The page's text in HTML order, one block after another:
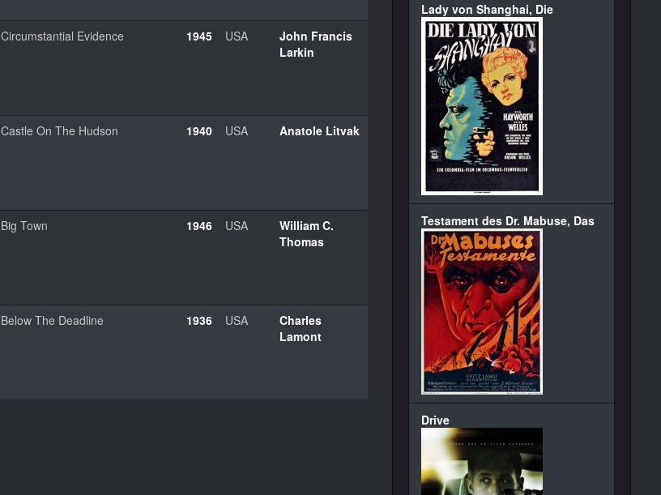
Circumstantial Evidence 1945 USA
John Francis
Larkin
Castle On The Hudson 1940 USA Anatole Litvak
Big Town 1946 USA
William C.
Thomas
Below The Deadline 1936 USA
Charles
Lamont
Lady von Shanghai, Die
Testament des Dr. Mabuse, Das
Drive